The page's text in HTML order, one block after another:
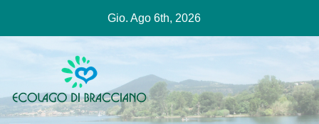
contenuto
Gio. Ago 6th, 2026